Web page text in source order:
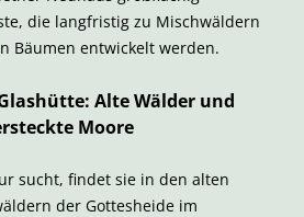
die langfristig zu Mischwäldern
Bäumen entwickelt werden.
Alte Wälder und
Moore
sucht, findet sie in den alten
der Gottesheide im